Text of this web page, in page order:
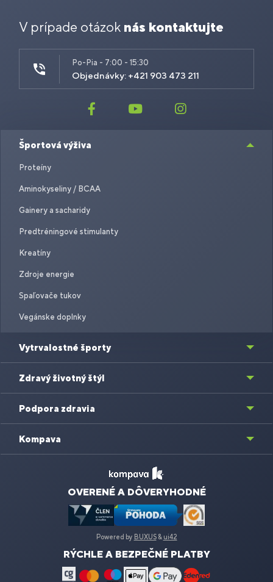
V prípade otázok nás kontaktujte
Po-Pia - 7:00 - 15:30
Objednávky: +421 903 473 211
Športová výživa
Proteíny
Aminokyseliny / BCAA
Gainery a sacharidy
Predtréningové stimulanty
Kreatíny
Zdroje energie
Spaľovače tukov
Vegánske doplnky
Vytrvalostné športy
Zdravý životný štýl
Podpora zdravia
Kompava
OVERENÉ A DÔVERYHODNÉ
Powered by BUXUS& ui42
RÝCHLE A BEZPEČNÉ PLATBY